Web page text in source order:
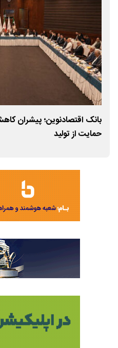
بانک اقتصادنوین؛ پیشران
حمایت از تولید